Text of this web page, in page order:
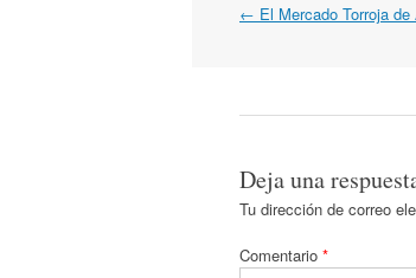
Navegación
← El Mercado Torroja de
Deja una
Tu dirección de correo
Comentario *